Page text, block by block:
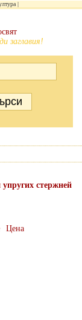
заглавия!
стержней
Цена